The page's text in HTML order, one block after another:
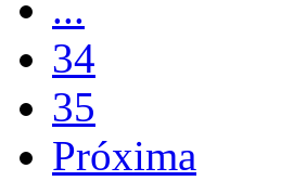
...
34
35
Próxima